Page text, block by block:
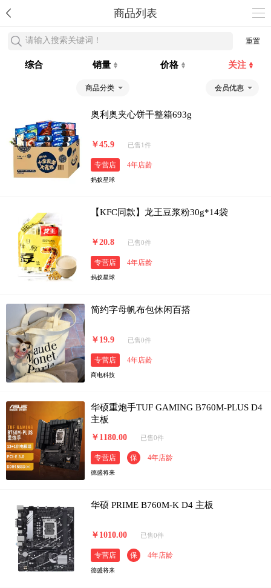
商品列表
请输入搜索关键词！ 重置
综合 销量 价格 关注
商品分类 会员优惠
奥利奥夹心饼干整箱693g
￥45.9 已售1件
专营店 4年店龄
蚂蚁星球
【KFC同款】龙王豆浆粉30g*14袋
￥20.8 已售0件
专营店 4年店龄
蚂蚁星球
简约字母帆布包休闲百搭
￥19.9 已售0件
专营店 4年店龄
商电科技
华硕重炮手TUF GAMING B760M-PLUS D4
主板
￥1180.00 已售0件
专营店 保 4年店龄
德盛将来
华硕 PRIME B760M-K D4 主板
￥1010.00 已售0件
专营店 保 4年店龄
德盛将来